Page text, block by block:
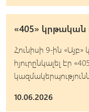
«405» կրթական
Հունիսի 9-ին
հյուրընկալել էր
10.06.2026